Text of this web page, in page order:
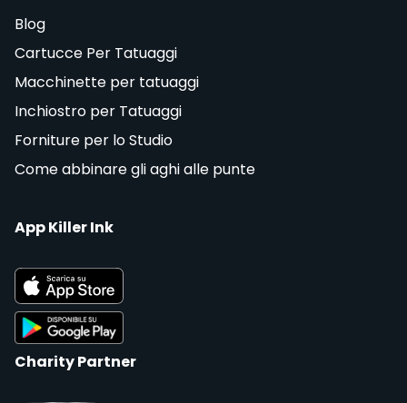
Blog
Cartucce Per Tatuaggi
Macchinette per tatuaggi
Inchiostro per Tatuaggi
Forniture per lo Studio
Come abbinare gli aghi alle punte
App Killer Ink
Charity Partner